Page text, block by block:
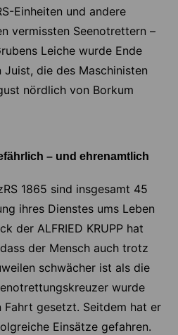
Einheiten und andere
vermissten Seenotrettern –
Leiche wurde Ende
Juist, die des Maschinisten
nördlich von Borkum
– und ehrenamtlich
1865 sind insgesamt 45
ihres Dienstes ums Leben
der ALFRIED KRUPP hat
der Mensch auch trotz
schwächer ist als die
wurde
gesetzt. Seitdem hat er
Einsätze gefahren.